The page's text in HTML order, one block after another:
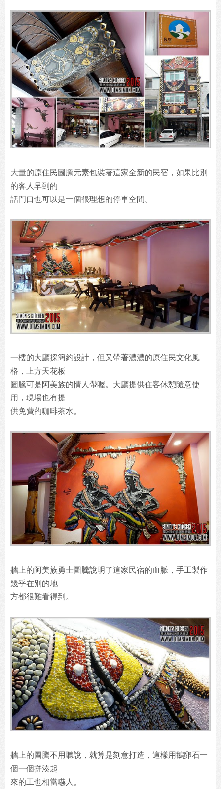
大量的原住民圖騰元素包裝著這家全新的民宿，如果比別
的客人早到的
話門口也可以是一個很理想的停車空間。
一樓的大廳採簡約設計，但又帶著濃濃的原住民文化風
格，上方天花板
圖騰可是阿美族的情人帶喔。大廳提供住客休憩隨意使
用，現場也有提
供免費的咖啡茶水。
牆上的阿美族勇士圖騰說明了這家民宿的血脈，手工製作
幾乎在別的地
方都很難看得到。
牆上的圖騰不用聽說，就算是刻意打造，這樣用鵝卵石一
個一個拼湊起
來的工也相當嚇人。